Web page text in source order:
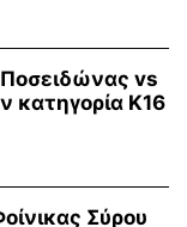
vs
κατηγορία Κ16
Σύρου